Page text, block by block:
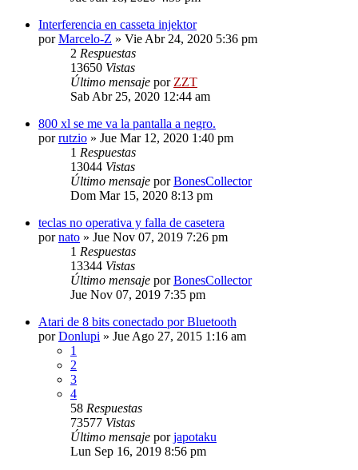
Interferencia en casseta injektor
porMarcelo-Z » Vie Abr 24, 2020 5:36 pm
2 Respuestas
13650 Vistas
Último mensaje por ZZT
Sab Abr 25, 2020 12:44 am
800 xl se me va la pantalla a negro.
porrutzio » Jue Mar 12, 2020 1:40 pm
1 Respuestas
13044 Vistas
Último mensaje porBonesCollector
Dom Mar 15, 2020 8:13 pm
teclas no operativa y falla de casetera
pornato » Jue Nov 07, 2019 7:26 pm
1 Respuestas
13344 Vistas
Último mensaje porBonesCollector
Jue Nov 07, 2019 7:35 pm
Atari de 8 bits conectado por Bluetooth
porDonlupi » Jue Ago 27, 2015 1:16 am
1
2
3
4
58 Respuestas
73577 Vistas
Último mensaje porjapotaku
Lun Sep 16, 2019 8:56 pm